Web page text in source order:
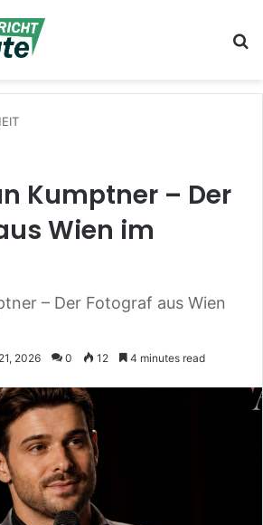
Kumptner – Der
Wien im
– Der Fotograf aus Wien
2026 0 12 4 minutes read